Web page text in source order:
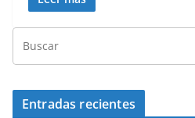
Entradas recientes